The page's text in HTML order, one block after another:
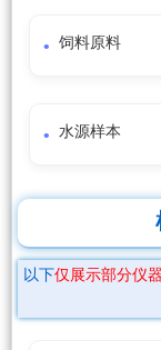
饲料原料
水源样本
以下仅展示部分仪器